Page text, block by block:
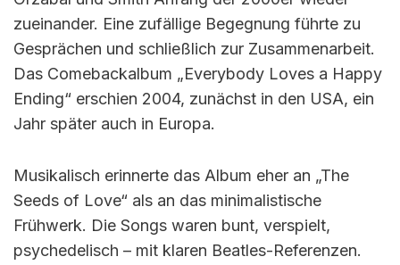
zueinander. Eine zufällige Begegnung führte zu
Gesprächen und schließlich zur Zusammenarbeit.
Das Comebackalbum „Everybody Loves a Happy
Ending“ erschien 2004, zunächst in den USA, ein
Jahr später auch in Europa.
Musikalisch erinnerte das Album eher an „The
Seeds of Love“ als an das minimalistische
Frühwerk. Die Songs waren bunt, verspielt,
psychedelisch – mit klaren Beatles-Referenzen.